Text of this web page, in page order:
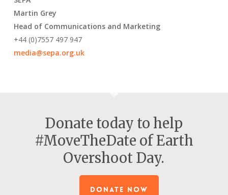
Martin Grey
Head of Communications and Marketing
+44 (0)7557 497 947
media@sepa.org.uk
Donate today to help
#MoveTheDate of Earth
Overshoot Day.
DONATE NOW